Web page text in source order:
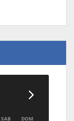
SAB DOM